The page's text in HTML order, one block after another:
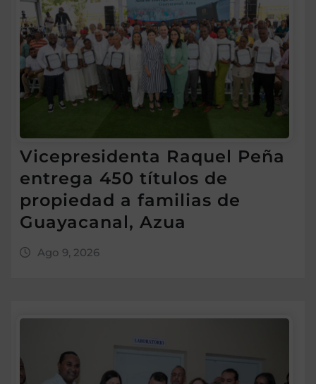
Vicepresidenta Raquel Peña
entrega 450 títulos de
propiedad a familias de
Guayacanal, Azua
Ago 9, 2026